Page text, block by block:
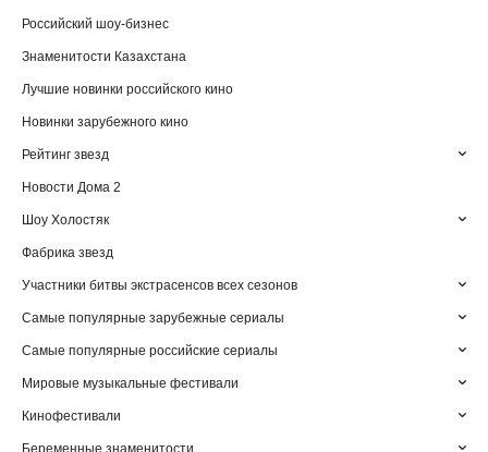
Российский шоу-бизнес
Знаменитости Казахстана
Лучшие новинки российского кино
Новинки зарубежного кино
Рейтинг звезд
Новости Дома 2
Шоу Холостяк
Фабрика звезд
Участники битвы экстрасенсов всех сезонов
Самые популярные зарубежные сериалы
Самые популярные российские сериалы
Мировые музыкальные фестивали
Кинофестивали
Беременные знаменитости